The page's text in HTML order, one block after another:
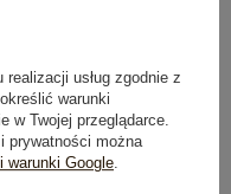
usług zgodnie z
warunki
w Twojej przeglądarce.
prywatności można
warunki Google.